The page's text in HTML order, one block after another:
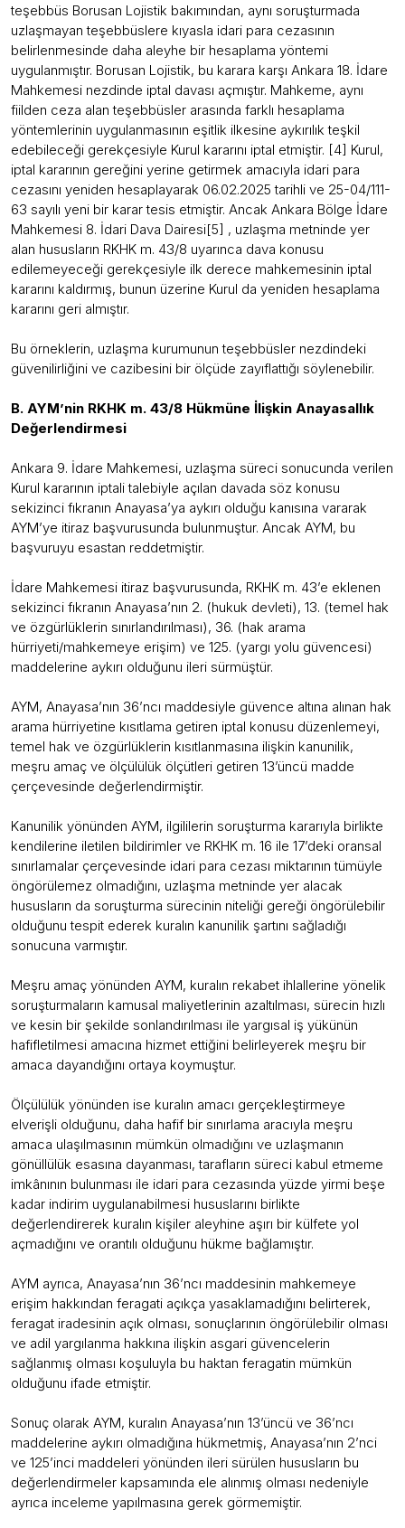
teşebbüs Borusan Lojistik bakımından, aynı soruşturmada
uzlaşmayan teşebbüslere kıyasla idari para cezasının
belirlenmesinde daha aleyhe bir hesaplama yöntemi
uygulanmıştır. Borusan Lojistik, bu karara karşı Ankara 18. İdare
Mahkemesi nezdinde iptal davası açmıştır. Mahkeme, aynı
fiilden ceza alan teşebbüsler arasında farklı hesaplama
yöntemlerinin uygulanmasının eşitlik ilkesine aykırılık teşkil
edebileceği gerekçesiyle Kurul kararını iptal etmiştir. [4] Kurul,
iptal kararının gereğini yerine getirmek amacıyla idari para
cezasını yeniden hesaplayarak 06.02.2025 tarihli ve 25-04/111-
63 sayılı yeni bir karar tesis etmiştir. Ancak Ankara Bölge İdare
Mahkemesi 8. İdari Dava Dairesi[5] , uzlaşma metninde yer
alan hususların RKHK m. 43/8 uyarınca dava konusu
edilemeyeceği gerekçesiyle ilk derece mahkemesinin iptal
kararını kaldırmış, bunun üzerine Kurul da yeniden hesaplama
kararını geri almıştır.
Bu örneklerin, uzlaşma kurumunun teşebbüsler nezdindeki
güvenilirliğini ve cazibesini bir ölçüde zayıflattığı söylenebilir.
B. AYM’nin RKHK m. 43/8 Hükmüne İlişkin Anayasallık
Değerlendirmesi
Ankara 9. İdare Mahkemesi, uzlaşma süreci sonucunda verilen
Kurul kararının iptali talebiyle açılan davada söz konusu
sekizinci fıkranın Anayasa’ya aykırı olduğu kanısına vararak
AYM’ye itiraz başvurusunda bulunmuştur. Ancak AYM, bu
başvuruyu esastan reddetmiştir.
İdare Mahkemesi itiraz başvurusunda, RKHK m. 43’e eklenen
sekizinci fıkranın Anayasa’nın 2. (hukuk devleti), 13. (temel hak
ve özgürlüklerin sınırlandırılması), 36. (hak arama
hürriyeti/mahkemeye erişim) ve 125. (yargı yolu güvencesi)
maddelerine aykırı olduğunu ileri sürmüştür.
AYM, Anayasa’nın 36’ncı maddesiyle güvence altına alınan hak
arama hürriyetine kısıtlama getiren iptal konusu düzenlemeyi,
temel hak ve özgürlüklerin kısıtlanmasına ilişkin kanunilik,
meşru amaç ve ölçülülük ölçütleri getiren 13’üncü madde
çerçevesinde değerlendirmiştir.
Kanunilik yönünden AYM, ilgililerin soruşturma kararıyla birlikte
kendilerine iletilen bildirimler ve RKHK m. 16 ile 17’deki oransal
sınırlamalar çerçevesinde idari para cezası miktarının tümüyle
öngörülemez olmadığını, uzlaşma metninde yer alacak
hususların da soruşturma sürecinin niteliği gereği öngörülebilir
olduğunu tespit ederek kuralın kanunilik şartını sağladığı
sonucuna varmıştır.
Meşru amaç yönünden AYM, kuralın rekabet ihlallerine yönelik
soruşturmaların kamusal maliyetlerinin azaltılması, sürecin hızlı
ve kesin bir şekilde sonlandırılması ile yargısal iş yükünün
hafifletilmesi amacına hizmet ettiğini belirleyerek meşru bir
amaca dayandığını ortaya koymuştur.
Ölçülülük yönünden ise kuralın amacı gerçekleştirmeye
elverişli olduğunu, daha hafif bir sınırlama aracıyla meşru
amaca ulaşılmasının mümkün olmadığını ve uzlaşmanın
gönüllülük esasına dayanması, tarafların süreci kabul etmeme
imkânının bulunması ile idari para cezasında yüzde yirmi beşe
kadar indirim uygulanabilmesi hususlarını birlikte
değerlendirerek kuralın kişiler aleyhine aşırı bir külfete yol
açmadığını ve orantılı olduğunu hükme bağlamıştır.
AYM ayrıca, Anayasa’nın 36’ncı maddesinin mahkemeye
erişim hakkından feragati açıkça yasaklamadığını belirterek,
feragat iradesinin açık olması, sonuçlarının öngörülebilir olması
ve adil yargılanma hakkına ilişkin asgari güvencelerin
sağlanmış olması koşuluyla bu haktan feragatin mümkün
olduğunu ifade etmiştir.
Sonuç olarak AYM, kuralın Anayasa’nın 13’üncü ve 36’ncı
maddelerine aykırı olmadığına hükmetmiş, Anayasa’nın 2’nci
ve 125’inci maddeleri yönünden ileri sürülen hususların bu
değerlendirmeler kapsamında ele alınmış olması nedeniyle
ayrıca inceleme yapılmasına gerek görmemiştir.